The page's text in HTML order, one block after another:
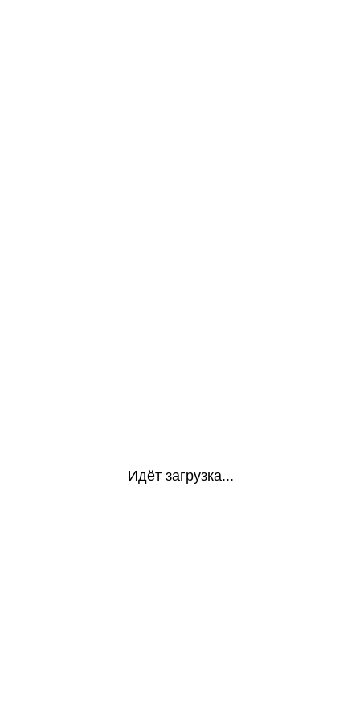
Идёт загрузка...